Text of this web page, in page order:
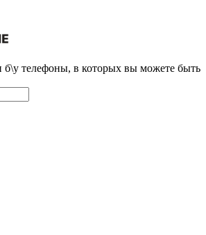
телефоны, в которых вы можете быть